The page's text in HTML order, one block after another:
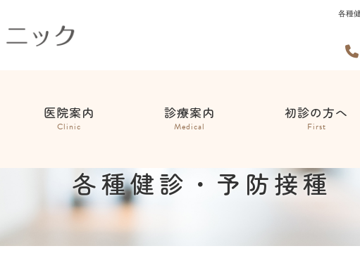
各種
医院案内
Clinic
診療案内
Medical
初診の方へ
First
各種健診・予防接種